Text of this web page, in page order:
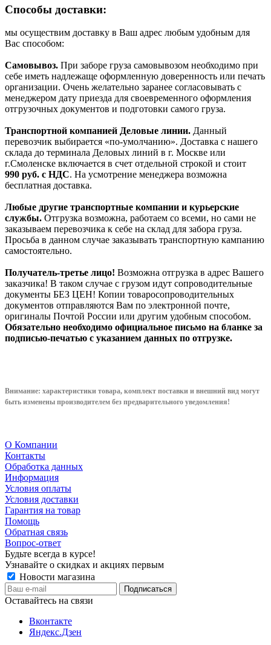
Способы доставки:
мы осуществим доставку в Ваш адрес любым удобным для
Вас способом:
Самовывоз. При заборе груза самовывозом необходимо при
себе иметь надлежаще оформленную доверенность или печать
организации. Очень желательно заранее согласовывать с
менеджером дату приезда для своевременного оформления
отгрузочных документов и подготовки самого груза.
Транспортной компанией Деловые линии. Данный
перевозчик выбирается «по-умолчанию». Доставка с нашего
склада до терминала Деловых линий в г. Москве или
г.Смоленске включается в счет отдельной строкой и стоит
990 руб. с НДС. На усмотрение менеджера возможна
бесплатная доставка.
Любые другие транспортные компании и курьерские
службы. Отгрузка возможна, работаем со всеми, но сами не
заказываем перевозчика к себе на склад для забора груза.
Просьба в данном случае заказывать транспортную кампанию
самостоятельно.
Получатель-третье лицо! Возможна отгрузка в адрес Вашего
заказчика! В таком случае с грузом идут сопроводительные
документы БЕЗ ЦЕН! Копии товаросопроводительных
документов отправляются Вам по электронной почте,
оригиналы Почтой России или другим удобным способом.
Обязательно необходимо официальное письмо на бланке за
подписью-печатью с указанием данных по отгрузке.
Внимание: характеристики товара, комплект поставки и внешний вид могут
быть изменены производителем без предварительного уведомления!
О Компании
Контакты
Обработка данных
Информация
Условия оплаты
Условия доставки
Гарантия на товар
Помощь
Обратная связь
Вопрос-ответ
Будьте всегда в курсе!
Узнавайте о скидках и акциях первым
Новости магазина
Оставайтесь на связи
Вконтакте
Яндекс.Дзен